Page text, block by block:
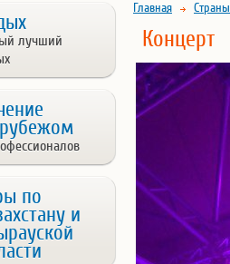
лучший
по
и
Главная Страны
Концерт